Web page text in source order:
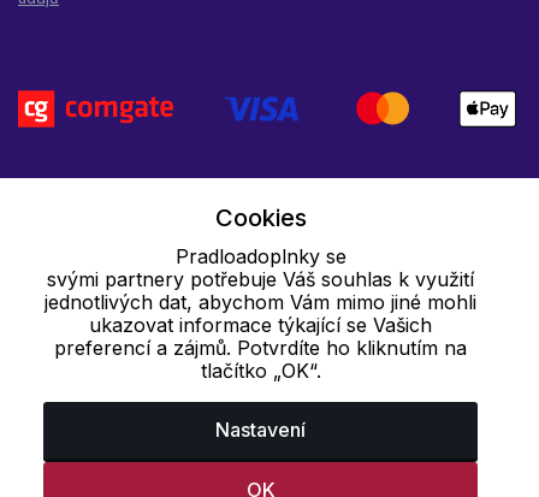
Cookies
Pradloadoplnky se
svými partnery potřebuje Váš souhlas k využití
jednotlivých dat, abychom Vám mimo jiné mohli
ukazovat informace týkající se Vašich
preferencí a zájmů. Potvrdíte ho kliknutím na
tlačítko „OK“.
Nastavení
OK